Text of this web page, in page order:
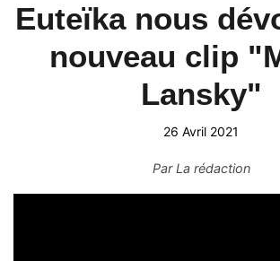
Euteïka nous
nouveau clip
Lansky"
26 Avril 2021
ParLa rédaction